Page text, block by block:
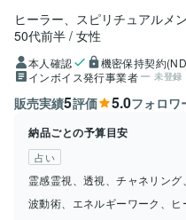
ヒーラー、スピリチュアルメ
50代前半 女性
本人確認 機密保持契約
インボイス発行事業者 未登録
販売実績5評価 5.0フォロワ
納品ごとの予算目安
占い
霊感霊視、透視、チャネリング
波動術、エネルギーワーク、ヒ